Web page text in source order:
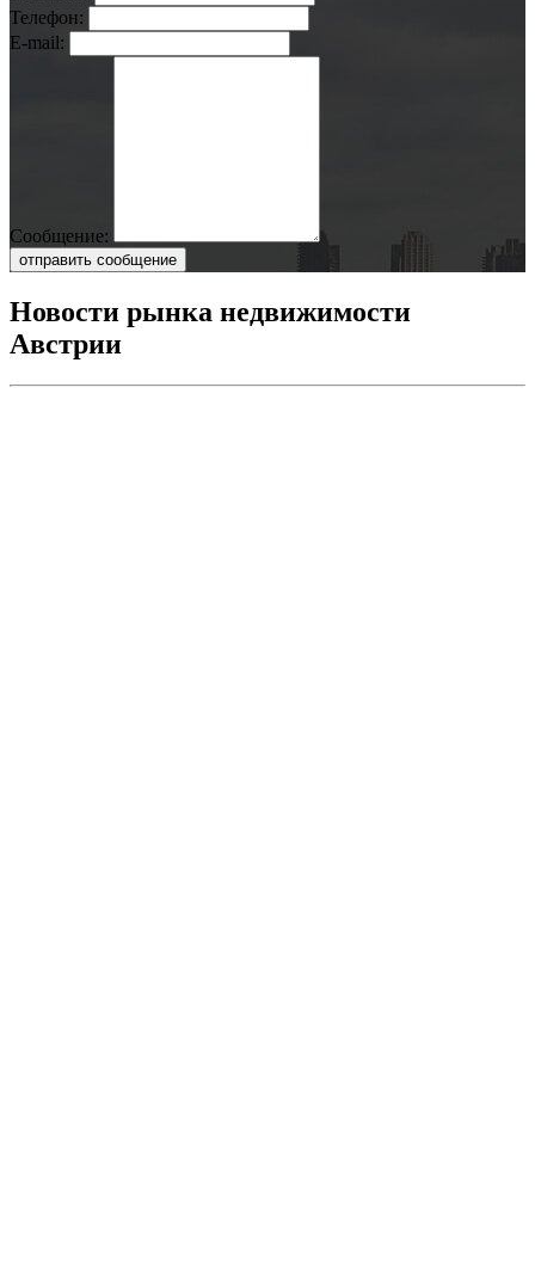
Телефон:
E-mail:
Сообщение:
отправить сообщение
Новости рынка недвижимости
Австрии